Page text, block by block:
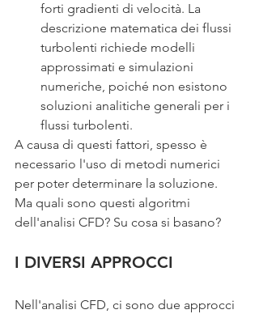
forti gradienti di velocità. La
descrizione matematica dei flussi
turbolenti richiede modelli
approssimati e simulazioni
numeriche, poiché non esistono
soluzioni analitiche generali per i
flussi turbolenti.
A causa di questi fattori, spesso è
necessario l'uso di metodi numerici
per poter determinare la soluzione.
Ma quali sono questi algoritmi
dell'analisi CFD? Su cosa si basano?
I DIVERSI APPROCCI
Nell'analisi CFD, ci sono due approcci